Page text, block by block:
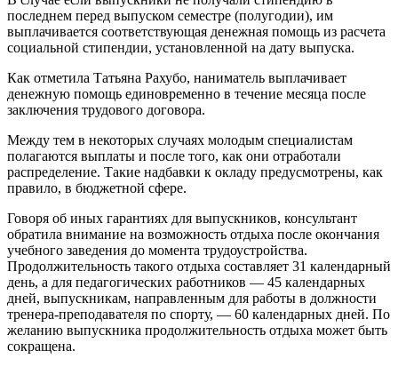
последнем перед выпуском семестре (полугодии), им
выплачивается соответствующая денежная помощь из расчета
социальной стипендии, установленной на дату выпуска.
Как отметила Татьяна Рахубо, наниматель выплачивает
денежную помощь единовременно в течение месяца после
заключения трудового договора.
Между тем в некоторых случаях молодым специалистам
полагаются выплаты и после того, как они отработали
распределение. Такие надбавки к окладу предусмотрены, как
правило, в бюджетной сфере.
Говоря об иных гарантиях для выпускников, консультант
обратила внимание на возможность отдыха после окончания
учебного заведения до момента трудоустройства.
Продолжительность такого отдыха составляет 31 календарный
день, а для педагогических работников — 45 календарных
дней, выпускникам, направленным для работы в должности
тренера-преподавателя по спорту, — 60 календарных дней. По
желанию выпускника продолжительность отдыха может быть
сокращена.